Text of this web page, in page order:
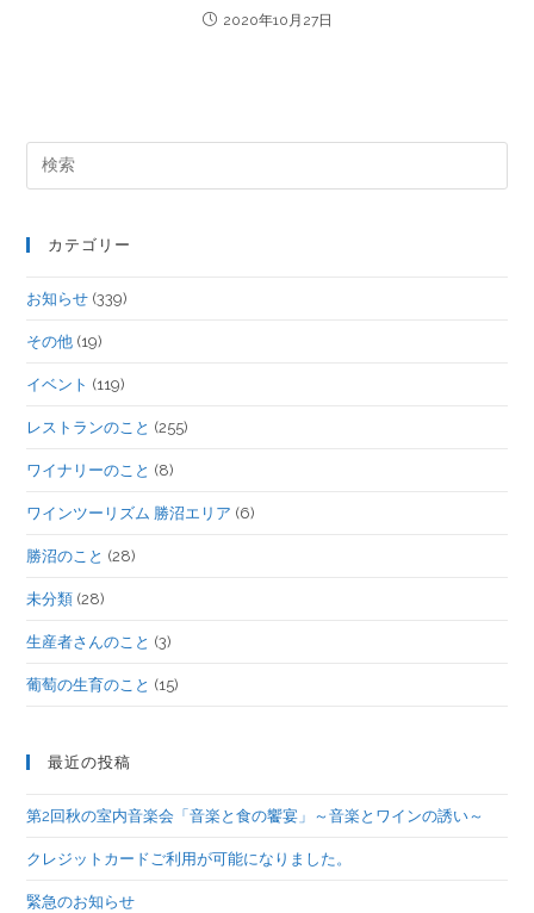
2020年10月27日
カテゴリー
お知らせ (339)
その他 (19)
イベント (119)
レストランのこと (255)
ワイナリーのこと (8)
ワインツーリズム 勝沼エリア (6)
勝沼のこと (28)
未分類 (28)
生産者さんのこと (3)
葡萄の生育のこと (15)
最近の投稿
第2回秋の室内音楽会「音楽と食の饗宴」～音楽とワインの誘い～
クレジットカードご利用が可能になりました。
緊急のお知らせ